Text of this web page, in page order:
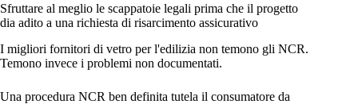
Sfruttare al meglio le scappatoie legali prima che il progetto
dia adito a una richiesta di risarcimento assicurativo
I migliori fornitori di vetro per l'edilizia non temono gli NCR.
Temono invece i problemi non documentati.
Una procedura NCR ben definita tutela il consumatore da